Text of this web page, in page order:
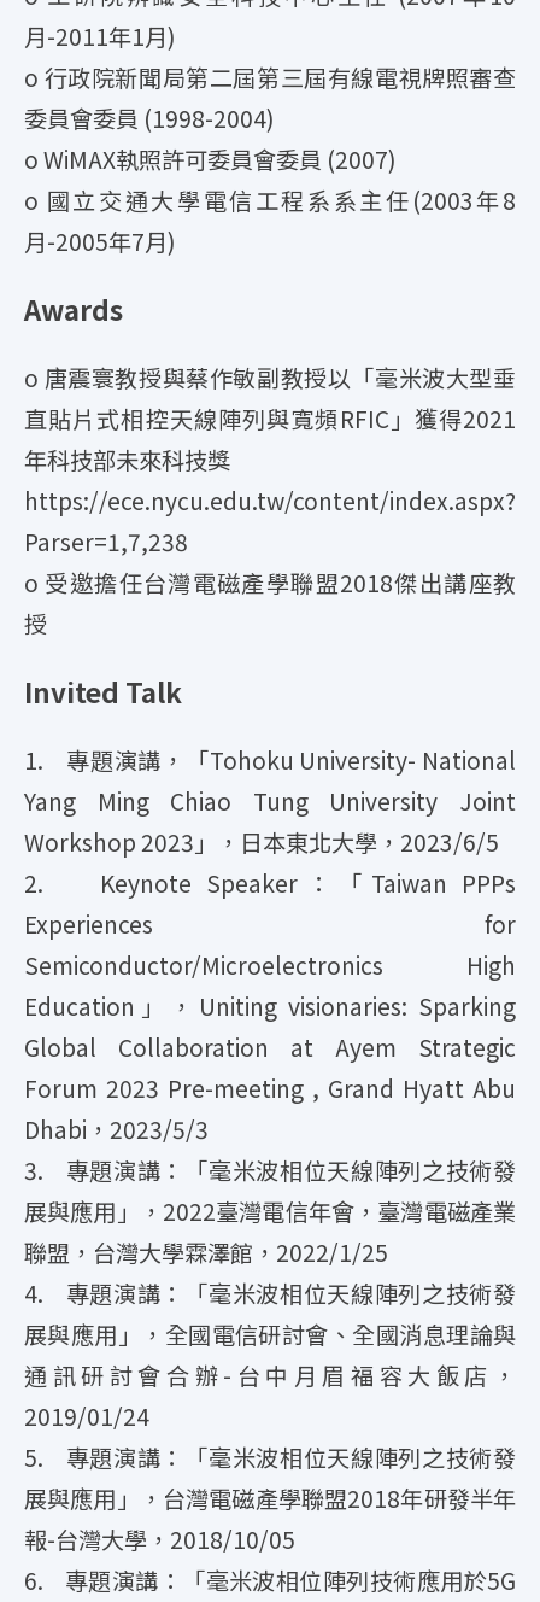
月-2011年1月)
o 行政院新聞局第二屆第三屆有線電視牌照審查
委員會委員 (1998-2004)
o WiMAX執照許可委員會委員 (2007)
o 國立交通大學電信工程系系主任(2003年8
月-2005年7月)
Awards
o 唐震寰教授與蔡作敏副教授以「毫米波大型垂
直貼片式相控天線陣列與寬頻RFIC」獲得2021
年科技部未來科技獎
https://ece.nycu.edu.tw/content/index.aspx?
Parser=1,7,238
o 受邀擔任台灣電磁產學聯盟2018傑出講座教
授
Invited Talk
1. 專題演講，「Tohoku University- National
Yang Ming Chiao Tung University Joint
Workshop 2023」，日本東北大學，2023/6/5
2. Keynote Speaker：「Taiwan PPPs
Experiences for
Semiconductor/Microelectronics High
Education」，Uniting visionaries: Sparking
Global Collaboration at Ayem Strategic
Forum 2023 Pre-meeting , Grand Hyatt Abu
Dhabi，2023/5/3
3. 專題演講：「毫米波相位天線陣列之技術發
展與應用」，2022臺灣電信年會，臺灣電磁產業
聯盟，台灣大學霖澤館，2022/1/25
4. 專題演講：「毫米波相位天線陣列之技術發
展與應用」，全國電信研討會、全國消息理論與
通訊研討會合辦-台中月眉福容大飯店，
2019/01/24
5. 專題演講：「毫米波相位天線陣列之技術發
展與應用」，台灣電磁產學聯盟2018年研發半年
報-台灣大學，2018/10/05
6. 專題演講：「毫米波相位陣列技術應用於5G